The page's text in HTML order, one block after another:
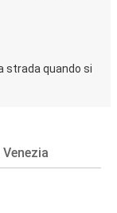
strada quando si